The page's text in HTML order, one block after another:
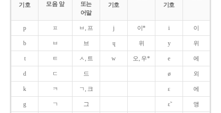
기호
기호
기호
모음 앞
또는
어말
p ㅍ ㅂ, 프 j 이* i 이
b ㅂ 브 ɥ 위 y 위
t ㅌ ㅅ, 트 w 오, 우* e 에
d ㄷ 드 ø 외
k ㅋ ㄱ, 크 ɛ 에
g ㄱ 그 ɛ̃ 앵